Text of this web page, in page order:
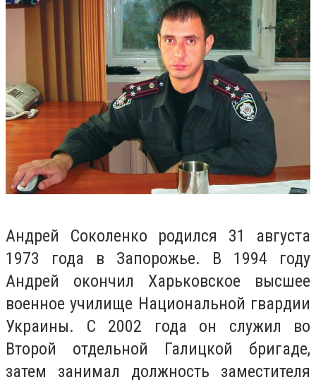
Андрей Соколенко родился 31 августа
1973 года в Запорожье. В 1994 году
Андрей окончил Харьковское высшее
военное училище Национальной гвардии
Украины. С 2002 года он служил во
Второй отдельной Галицкой бригаде,
затем занимал должность заместителя